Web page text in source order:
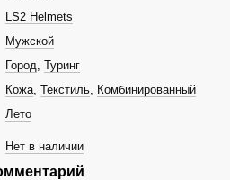
LS2 Helmets
Мужской
Город, Туринг
Кожа, Текстиль, Комбинированный
Лето
Нет в наличии